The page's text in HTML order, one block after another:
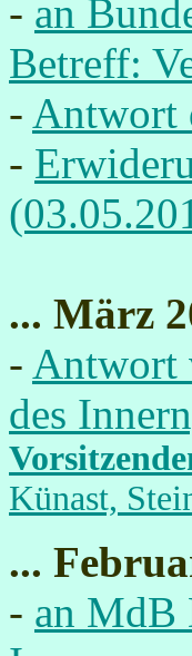
- an
Betreff:
- Antwort
-
... März
- Antwort
des
Künast,
...
- an MdB